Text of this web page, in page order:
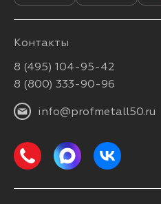
Контакты
8 (495) 104-95-42
8 (800) 333-90-96
info@profmetall50.ru